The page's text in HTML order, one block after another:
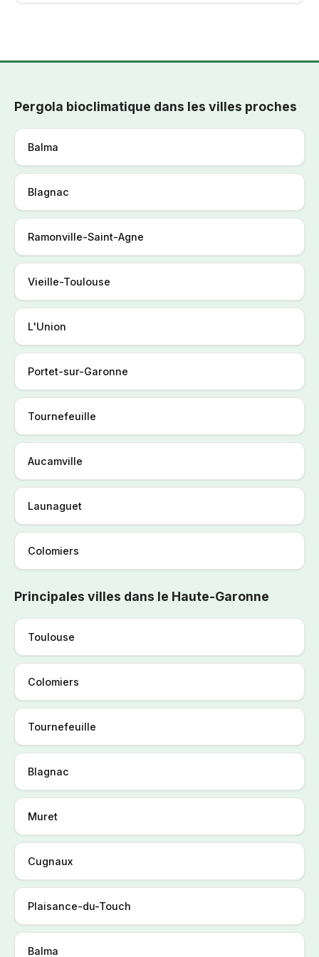
Pergola bioclimatique dans les villes proches
Balma
Blagnac
Ramonville-Saint-Agne
Vieille-Toulouse
L'Union
Portet-sur-Garonne
Tournefeuille
Aucamville
Launaguet
Colomiers
Principales villes dans le Haute-Garonne
Toulouse
Colomiers
Tournefeuille
Blagnac
Muret
Cugnaux
Plaisance-du-Touch
Balma